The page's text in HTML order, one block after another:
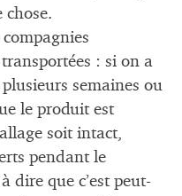
chose.
: si on a
semaines ou
le produit est
soit intact,
pendant le
dire que c’est peut-